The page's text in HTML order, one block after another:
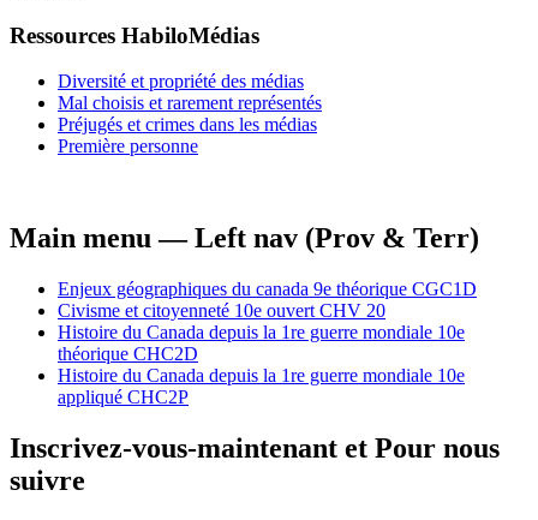
Ressources HabiloMédias
Diversité et propriété des médias
Mal choisis et rarement représentés
Préjugés et crimes dans les médias
Première personne
Main menu — Left nav (Prov & Terr)
Enjeux géographiques du canada 9e théorique CGC1D
Civisme et citoyenneté 10e ouvert CHV 20
Histoire du Canada depuis la 1re guerre mondiale 10e
théorique CHC2D
Histoire du Canada depuis la 1re guerre mondiale 10e
appliqué CHC2P
Inscrivez-vous-maintenant et Pour nous
suivre